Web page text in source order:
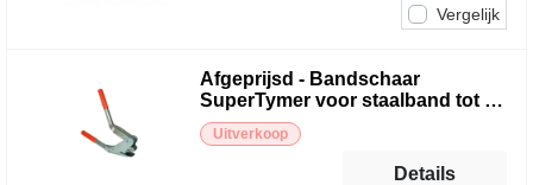
Vergelijk
Afgeprijsd - Bandschaar
SuperTymer voor staalband tot 32
mm
Uitverkoop
Details